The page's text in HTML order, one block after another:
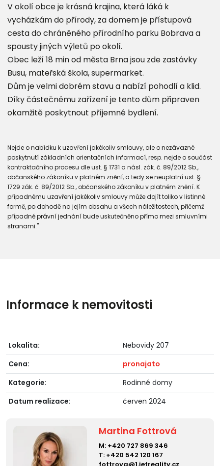
V okolí obce je krásná krajina, která láká k
vycházkám do přírody, za domem je přístupová
cesta do chráněného přírodního parku Bobrava a
spousty jiných výletů po okolí.
Obec leží 18 min od města Brna jsou zde zastávky
Busu, mateřská škola, supermarket.
Dům je velmi dobrém stavu a nabízí pohodlí a klid.
Díky částečnému zařízení je tento dům připraven
okamžitě poskytnout příjemné bydlení.
Nejde o nabídku k uzavření jakékoliv smlouvy, ale o nezávazné
poskytnutí základních orientačních informací, resp. nejde o součást
kontraktačního procesu dle ust. § 1731 a násl. zák. č. 89/2012 Sb.,
občanského zákoníku v platném znění, a tedy se neuplatní ust. §
1729 zák. č. 89/2012 Sb., občanského zákoníku v platném znění. K
případnému uzavření jakékoliv smlouvy může dojít toliko v listinné
formě, po dohodě na jejím obsahu a všech náležitostech, přičemž
případné právní jednání bude uskutečněno přímo mezi smluvními
stranami."
Informace k nemovitosti
Lokalita:
Nebovidy 207
Cena:
pronajato
Kategorie:
Rodinné domy
Datum realizace:
červen 2024
Martina Fottrová
M: +420 727 869 346
T: +420 542 120 167
fottrova@1.ietreality.cz